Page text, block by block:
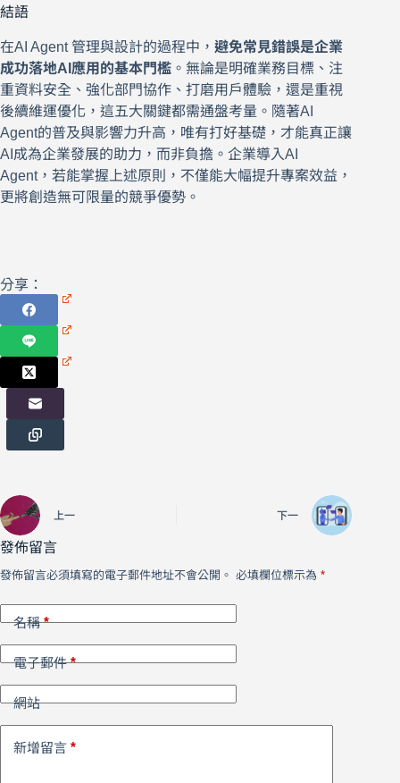
結語
在AI Agent 管理與設計的過程中， 避免常見錯誤是企業
成功落地AI應用的基本門檻 。無論是明確業務目標、注
重資料安全、強化部門協作、打磨用戶體驗，還是重視
後續維運優化，這五大關鍵都需通盤考量。隨著AI
Agent的普及與影響力升高，唯有打好基礎，才能真正讓
AI成為企業發展的助力，而非負擔。企業導入AI
Agent，若能掌握上述原則，不僅能大幅提升專案效益，
更將創造無可限量的競爭優勢。
分享：
上一 下一
發佈留言
發佈留言必須填寫的電子郵件地址不會公開。 必填欄位標示為 *
名稱*
電子郵件*
網站
新增留言 *